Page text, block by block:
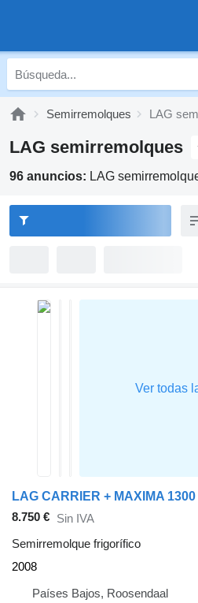
Semirremolques LAG
LAG semirremolques
96 anuncios: LAG
LAG CARRIER + MAXIMA 1300
8.750 € Sin IVA
Semirremolque frigorífico
2008
Países Bajos, Roosendaal